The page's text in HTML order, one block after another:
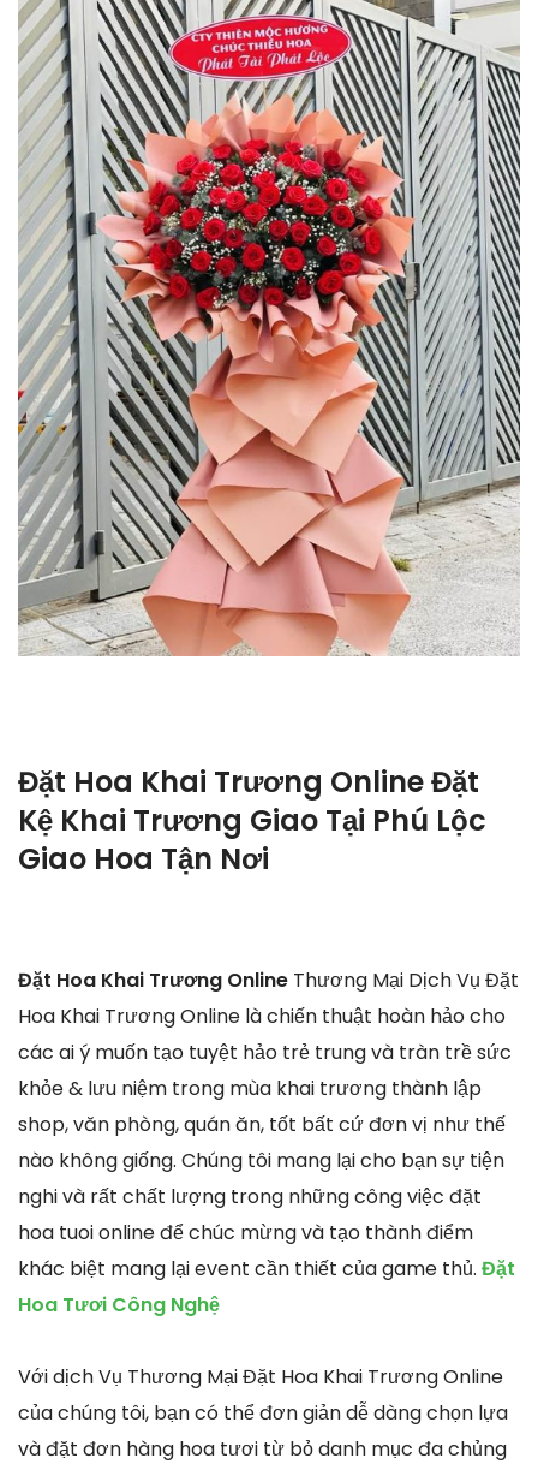
Đặt Hoa Khai Trương Online Đặt
Kệ Khai Trương Giao Tại Phú Lộc
Giao Hoa Tận Nơi
Đặt Hoa Khai Trương Online Thương Mại Dịch Vụ Đặt
Hoa Khai Trương Online là chiến thuật hoàn hảo cho
các ai ý muốn tạo tuyệt hảo trẻ trung và tràn trề sức
khỏe & lưu niệm trong mùa khai trương thành lập
shop, văn phòng, quán ăn, tốt bất cứ đơn vị như thế
nào không giống. Chúng tôi mang lại cho bạn sự tiện
nghi và rất chất lượng trong những công việc đặt
hoa tuoi online để chúc mừng và tạo thành điểm
khác biệt mang lại event cần thiết của game thủ. Đặt
Hoa Tươi Công Nghệ
Với dịch Vụ Thương Mại Đặt Hoa Khai Trương Online
của chúng tôi, bạn có thể đơn giản dễ dàng chọn lựa
và đặt đơn hàng hoa tươi từ bỏ danh mục đa chủng